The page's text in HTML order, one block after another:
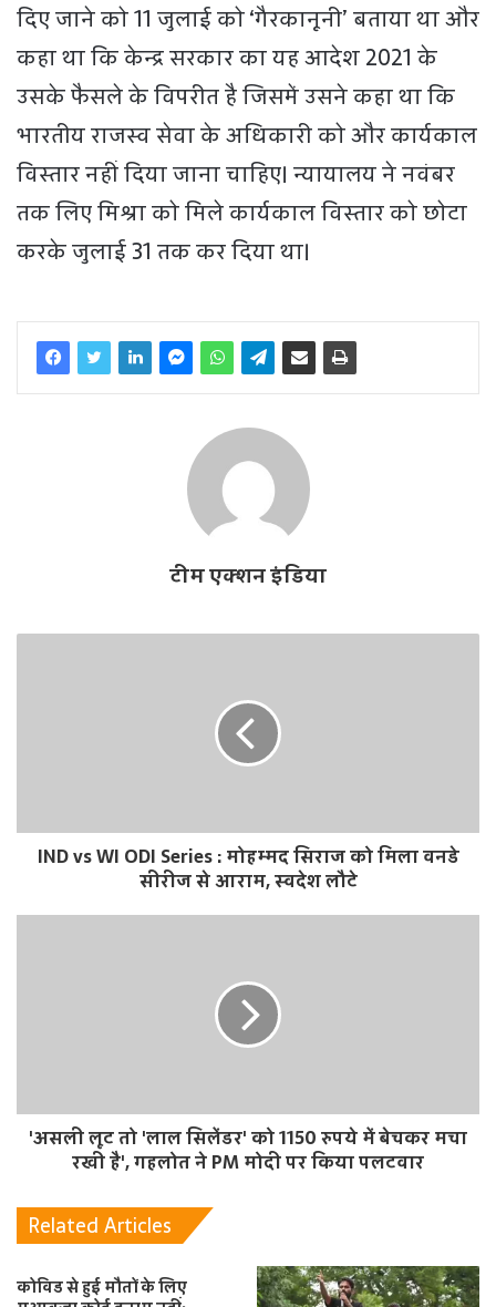
दिए जाने को 11 जुलाई को ‘गैरकानूनी’ बताया था और
कहा था कि केन्द्र सरकार का यह आदेश 2021 के
उसके फैसले के विपरीत है जिसमें उसने कहा था कि
भारतीय राजस्व सेवा के अधिकारी को और कार्यकाल
विस्तार नहीं दिया जाना चाहिए। न्यायालय ने नवंबर
तक लिए मिश्रा को मिले कार्यकाल विस्तार को छोटा
करके जुलाई 31 तक कर दिया था।
टीम एक्शन इंडिया
IND vs WI ODI Series : मोहम्मद सिराज को मिला वनडे
सीरीज से आराम, स्वदेश लौटे
'असली लूट तो 'लाल सिलेंडर' को 1150 रुपये में बेचकर मचा
रखी है', गहलोत ने PM मोदी पर किया पलटवार
Related Articles
कोविड से हुई मौतों के लिए